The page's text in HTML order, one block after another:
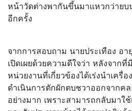
หน้าวัดต่างพากันขึ้นมาแหวกว่ายบ
อีกครั้ง
จากการสอบถาม นายประเทือง อ
เปิดเผยด้วยความดีใจว่า หลังจาก
หน่วยงานที่เกี่ยวข้องได้เร่งนำเครื่
ดำเนินการตักผักตบชวาออกจากค
อย่างมาก เพราะสามารถกลับมาใ